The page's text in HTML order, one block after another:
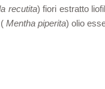
recutita) fiori estratto
Mentha piperita) olio